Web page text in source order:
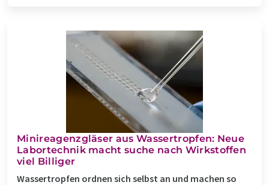
Minireagenzgläser aus Wassertropfen: Neue
Labortechnik macht suche nach Wirkstoffen
viel Billiger
Wassertropfen ordnen sich selbst an und machen so